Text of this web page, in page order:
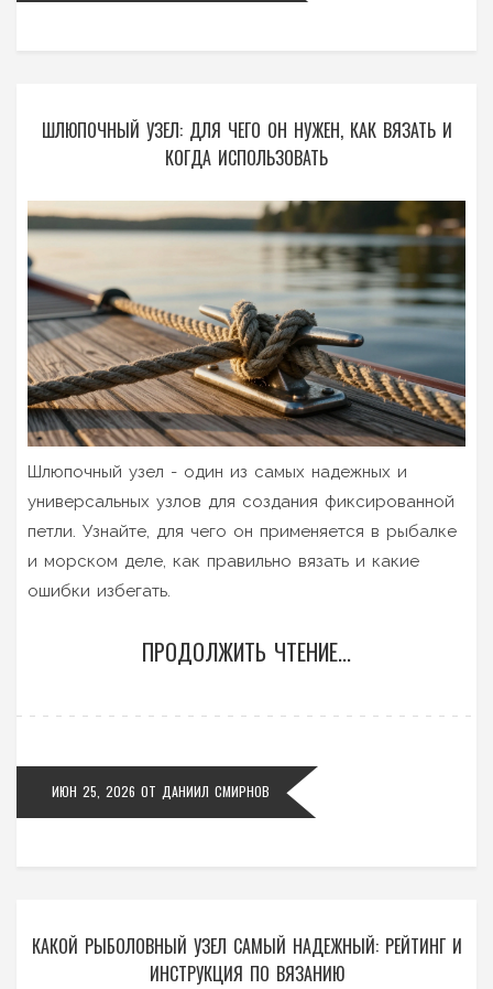
ШЛЮПОЧНЫЙ УЗЕЛ: ДЛЯ ЧЕГО ОН НУЖЕН, КАК ВЯЗАТЬ И
КОГДА ИСПОЛЬЗОВАТЬ
Шлюпочный узел - один из самых надежных и
универсальных узлов для создания фиксированной
петли. Узнайте, для чего он применяется в рыбалке
и морском деле, как правильно вязать и какие
ошибки избегать.
ПРОДОЛЖИТЬ ЧТЕНИЕ...
ИЮН 25, 2026 ОТ ДАНИИЛ СМИРНОВ
КАКОЙ РЫБОЛОВНЫЙ УЗЕЛ САМЫЙ НАДЕЖНЫЙ: РЕЙТИНГ И
ИНСТРУКЦИЯ ПО ВЯЗАНИЮ